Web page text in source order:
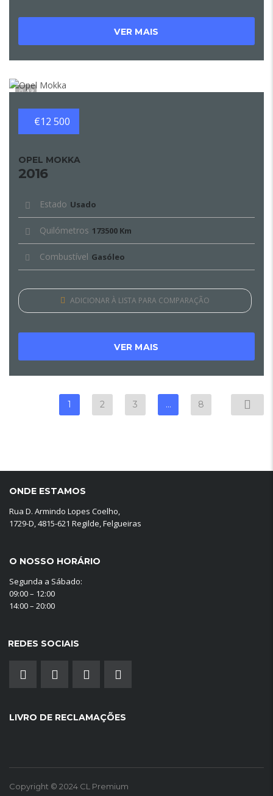
VER MAIS
13
€12 500
OPEL MOKKA
2016
Estado Usado
Quilómetros 173500 Km
Combustível Gasóleo
ADICIONAR À LISTA PARA COMPARAÇÃO
VER MAIS
1 2 3 … 8
ONDE ESTAMOS
Rua D. Armindo Lopes Coelho,
1729-D, 4815-621 Regilde, Felgueiras
O NOSSO HORÁRIO
Segunda a Sábado:
09:00 – 12:00
14:00 – 20:00
REDES SOCIAIS
LIVRO DE RECLAMAÇÕES
Copyright © 2024 CL Premium